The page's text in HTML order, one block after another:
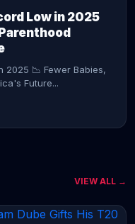
Low in 2025
2025 📉 Fewer Babies,
Future...
VIEW ALL →